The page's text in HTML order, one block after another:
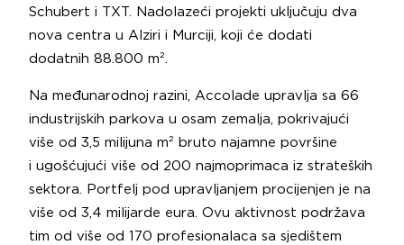
Schubert i TXT. Nadolazeći projekti uključuju dva
nova centra u Alziri i Murciji, koji će dodati
dodatnih 88.800 m².
Na međunarodnoj razini, Accolade upravlja sa 66
industrijskih parkova u osam zemalja, pokrivajući
više od 3,5 milijuna m² bruto najamne površine
i ugošćujući više od 200 najmoprimaca iz strateških
sektora. Portfelj pod upravljanjem procijenjen je na
više od 3,4 milijarde eura. Ovu aktivnost podržava
tim od više od 170 profesionalaca sa sjedištem